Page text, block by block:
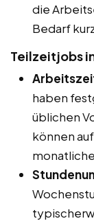
die
Bedarf
Teilzeitjobs
haben
üblichen
können